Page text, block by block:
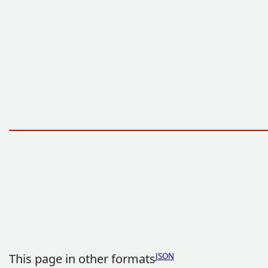
This page in other formatsJSON